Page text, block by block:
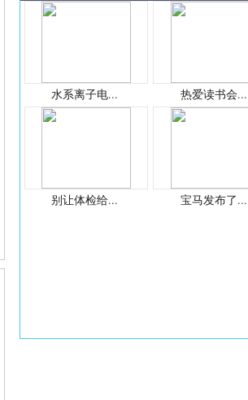
水系离子电... 热爱读书会...
别让体检给... 宝马发布了...